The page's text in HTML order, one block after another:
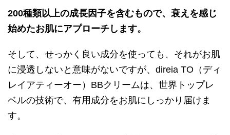
200種類以上の成長因子を含むもので、衰えを感じ
始めたお肌にアプローチします。
そして、せっかく良い成分を使っても、それがお肌
に浸透しないと意味がないですが、direia TO（ディ
レイアティーオー）BBクリームは、世界トップレ
ベルの技術で、有用成分をお肌にしっかり届けま
す。